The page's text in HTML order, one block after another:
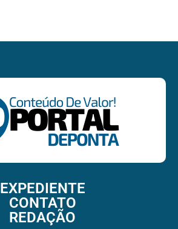
EXPEDIENTE
CONTATO
REDAÇÃO